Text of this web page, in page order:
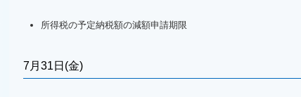
所得税の予定納税額の減額申請期限
7月31日(金)